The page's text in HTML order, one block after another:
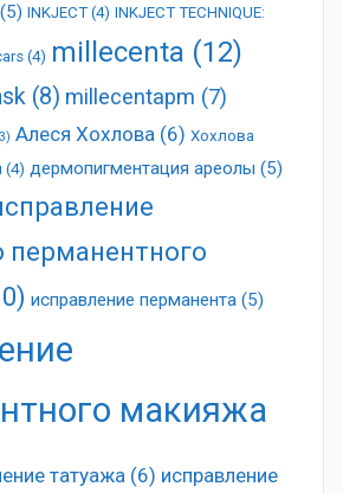
(5) INKJECT (4) INKJECT TECHNIQUE:
(4) millecenta (12)
(8) millecentapm (7)
Алеся Хохлова (6) Хохлова
(4) дермопигментация ареолы (5)
перманентного
исправление перманента (5)
макияжа
татуажа (6) исправление